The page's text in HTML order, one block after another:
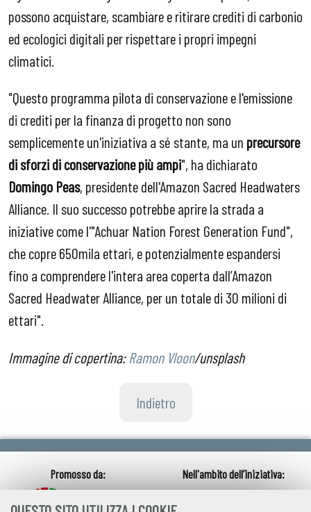
possono acquistare, scambiare e ritirare crediti di carbonio
ed ecologici digitali per rispettare i propri impegni
climatici.
"Questo programma pilota di conservazione e l'emissione
di crediti per la finanza di progetto non sono
semplicemente un'iniziativa a sé stante, ma un precursore
di sforzi di conservazione più ampi", ha dichiarato
Domingo Peas, presidente dell'Amazon Sacred Headwaters
Alliance. Il suo successo potrebbe aprire la strada a
iniziative come l'"Achuar Nation Forest Generation Fund",
che copre 650mila ettari, e potenzialmente espandersi
fino a comprendere l'intera area coperta dall’Amazon
Sacred Headwater Alliance, per un totale di 30 milioni di
ettari".
Immagine di copertina:Ramon Vloon/unsplash
Indietro